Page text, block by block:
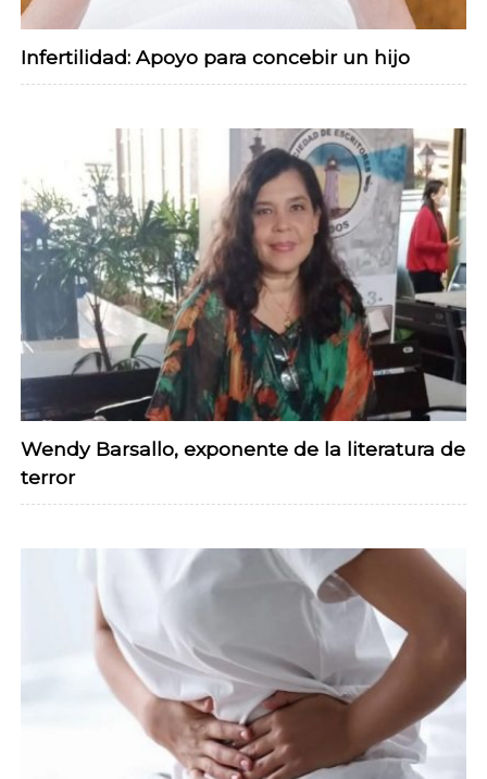
Infertilidad: Apoyo para concebir un hijo
Wendy Barsallo, exponente de la literatura de
terror